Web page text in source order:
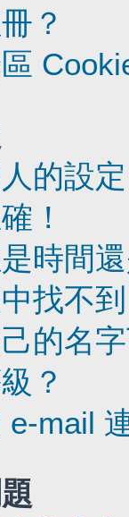
？
區
的設
！
時間
找不
的名
？
mail